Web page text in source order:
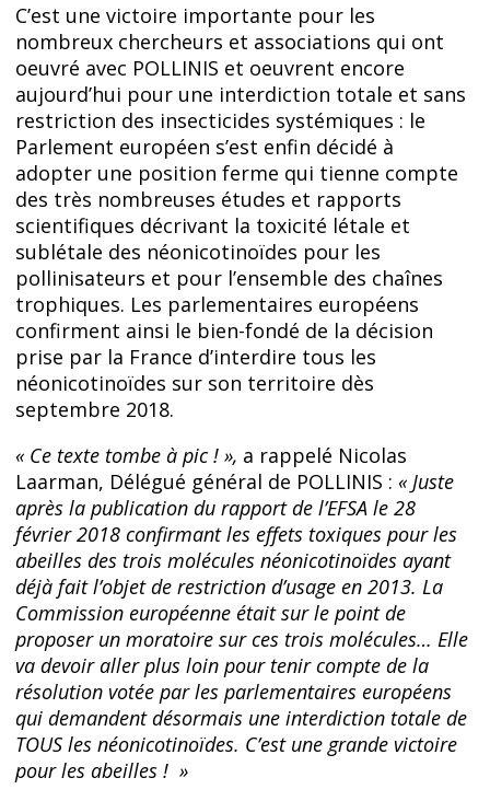
C’est une victoire importante pour les
nombreux chercheurs et associations qui ont
oeuvré avec POLLINIS et oeuvrent encore
aujourd’hui pour une interdiction totale et sans
restriction des insecticides systémiques : le
Parlement européen s’est enfin décidé à
adopter une position ferme qui tienne compte
des très nombreuses études et rapports
scientifiques décrivant la toxicité létale et
sublétale des néonicotinoïdes pour les
pollinisateurs et pour l’ensemble des chaînes
trophiques. Les parlementaires européens
confirment ainsi le bien-fondé de la décision
prise par la France d’interdire tous les
néonicotinoïdes sur son territoire dès
septembre 2018.
« Ce texte tombe à pic ! », a rappelé Nicolas
Laarman, Délégué général de POLLINIS : « Juste
après la publication du rapport de l’EFSA le 28
février 2018 confirmant les effets toxiques pour les
abeilles des trois molécules néonicotinoïdes ayant
déjà fait l’objet de restriction d’usage en 2013. La
Commission européenne était sur le point de
proposer un moratoire sur ces trois molécules… Elle
va devoir aller plus loin pour tenir compte de la
résolution votée par les parlementaires européens
qui demandent désormais une interdiction totale de
TOUS les néonicotinoïdes. C’est une grande victoire
pour les abeilles ! »